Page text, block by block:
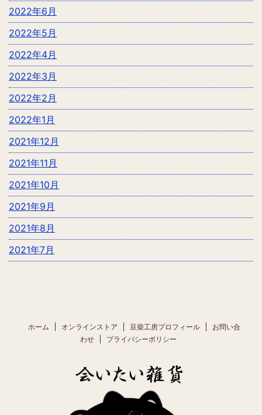
2022年6月
2022年5月
2022年4月
2022年3月
2022年2月
2022年1月
2021年12月
2021年11月
2021年10月
2021年9月
2021年8月
2021年7月
ホーム オンラインストア 豆柴工房プロフィール
お問い合
わせ
プライバシーポリシー